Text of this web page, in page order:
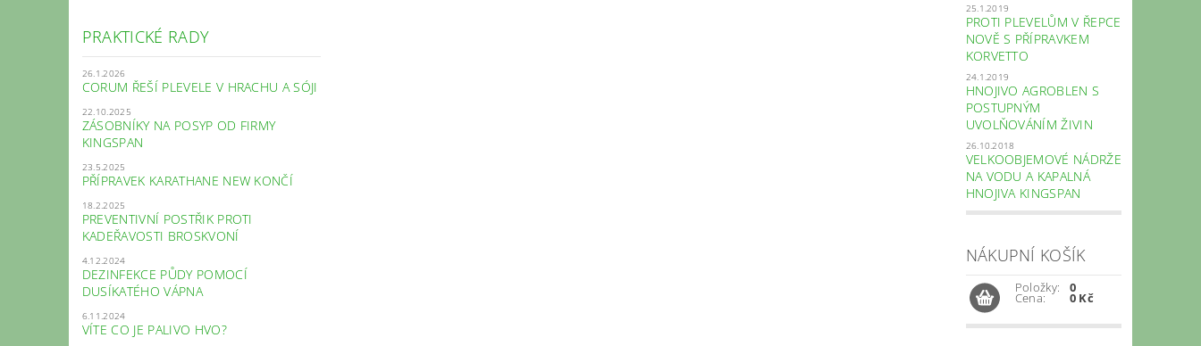
PRAKTICKÉ RADY
26.1.2026
CORUM ŘEŠÍ PLEVELE V HRACHU A SÓJI
22.10.2025
ZÁSOBNÍKY NA POSYP OD FIRMY
KINGSPAN
23.5.2025
PŘÍPRAVEK KARATHANE NEW KONČÍ
18.2.2025
PREVENTIVNÍ POSTŘIK PROTI
KADEŘAVOSTI BROSKVONÍ
4.12.2024
DEZINFEKCE PŮDY POMOCÍ
DUSÍKATÉHO VÁPNA
6.11.2024
VÍTE CO JE PALIVO HVO?
25.1.2019
PROTI PLEVELŮM V ŘEPCE
NOVĚ S PŘÍPRAVKEM
KORVETTO
24.1.2019
HNOJIVO AGROBLEN S
POSTUPNÝM
UVOLŇOVÁNÍM ŽIVIN
26.10.2018
VELKOOBJEMOVÉ NÁDRŽE
NA VODU A KAPALNÁ
HNOJIVA KINGSPAN
NÁKUPNÍ KOŠÍK
Položky:
Cena:
0
0 Kč